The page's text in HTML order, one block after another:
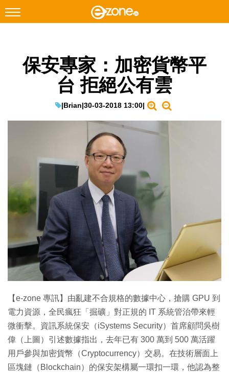
Facebook Instagram
遊戲動漫
生成式AI與雲端應用
Enterprise Digital Transformation
特集
保安專家：加密貨幣平
台 拒絕公有雲
|Brian|30-03-2018 13:00|
【e-zone 專訊】由亂建不合規格的數據中心，搶購 GPU 到
電力資源，全民瘋狂「掘礦」對正規的 IT 系統管治帶來輕
微衝擊。資訊系統保安（iSystems Security）首席顧問吳樹
偉（上圖）引述數據指出，去年已有 300 萬到 500 萬活躍
用戶參與加密貨幣（Cryptocurrency）交易。在技術層面上
區塊鏈（Blockchain）的保安架構屬一環扣一環，他認為整